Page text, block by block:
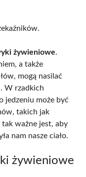
żywieniowe.
a także
mogą nasilać
W rzadkich
jedzeniu może być
takich jak
ważne jest, aby
nam nasze ciało.
żywieniowe